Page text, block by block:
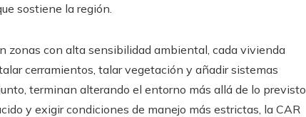
sostiene la región.
zonas con alta sensibilidad ambiental, cada vivienda
cerramientos, talar vegetación y añadir sistemas
terminan alterando el entorno más allá de lo previsto
y exigir condiciones de manejo más estrictas, la CAR